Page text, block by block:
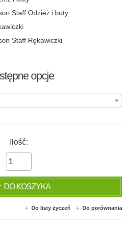
Staff Odzież i buty
Staff Rękawiczki
opcje
Ilość:
DO KOSZYKA
Do listy życzeń Do porównania